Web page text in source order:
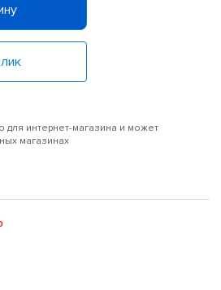
для интернет-магазина и может
магазинах